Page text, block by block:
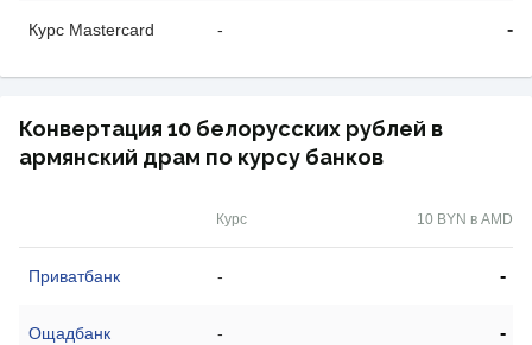
Курс Mastercard - -
Конвертация 10 белорусских рублей в
армянский драм по курсу банков
Курс 10 BYN в AMD
Приватбанк - -
Ощадбанк - -